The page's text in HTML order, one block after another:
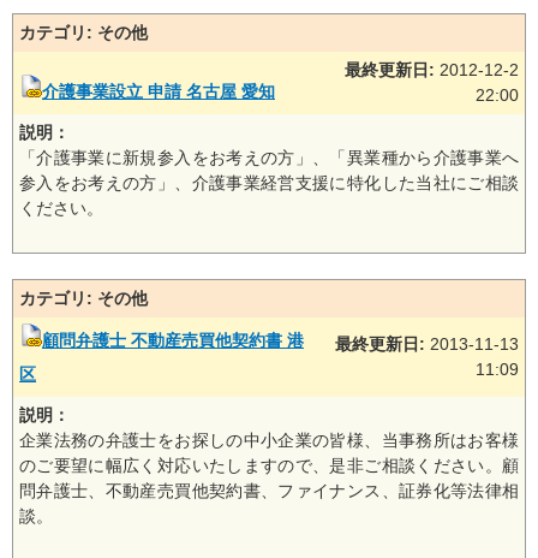
カテゴリ: その他
介護事業設立 申請 名古屋 愛知
最終更新日: 2012-12-2
22:00
説明：
「介護事業に新規参入をお考えの方」、「異業種から介護事業へ
参入をお考えの方」、介護事業経営支援に特化した当社にご相談
ください。
カテゴリ: その他
顧問弁護士 不動産売買他契約書 港
区
最終更新日: 2013-11-13
11:09
説明：
企業法務の弁護士をお探しの中小企業の皆様、当事務所はお客様
のご要望に幅広く対応いたしますので、是非ご相談ください。顧
問弁護士、不動産売買他契約書、ファイナンス、証券化等法律相
談。